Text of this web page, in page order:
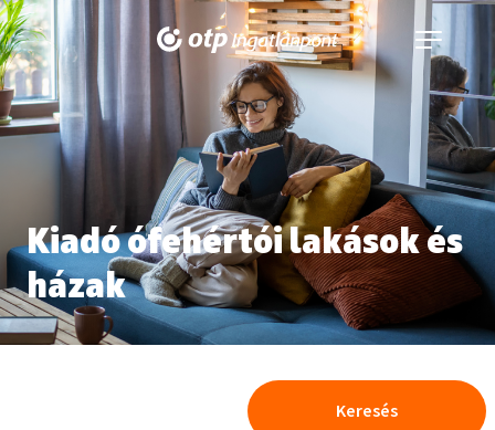
Navigáció
kinyitása
Kiadó ófehértói lakások és
házak
Keresés